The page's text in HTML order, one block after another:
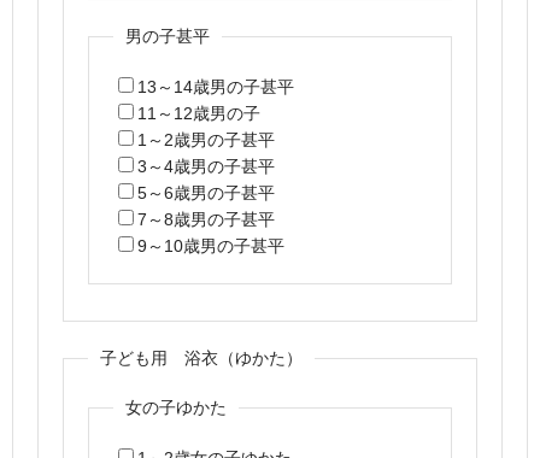
男の子甚平
13～14歳男の子甚平
11～12歳男の子
1～2歳男の子甚平
3～4歳男の子甚平
5～6歳男の子甚平
7～8歳男の子甚平
9～10歳男の子甚平
子ども用 浴衣（ゆかた）
女の子ゆかた